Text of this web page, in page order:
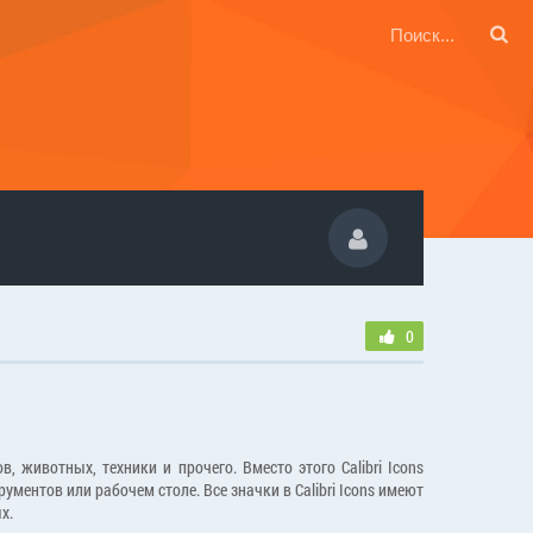
0
животных, техники и прочего. Вместо этого Calibri Icons
или рабочем столе. Все значки в Calibri Icons имеют